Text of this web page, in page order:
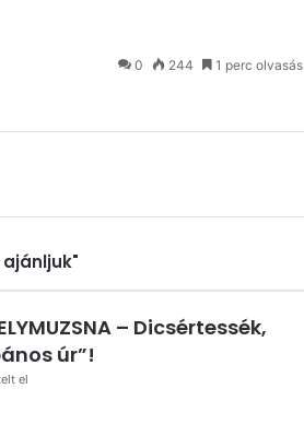
0 244 1 perc olvasás
ajánljuk"
– Dicsértessék,
úr”!
el